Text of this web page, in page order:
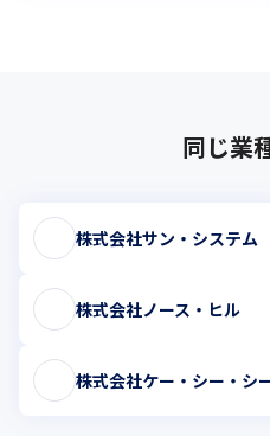
同じ業
株式会社サン・システム
株式会社ノース・ヒル
株式会社ケー・シー・シ